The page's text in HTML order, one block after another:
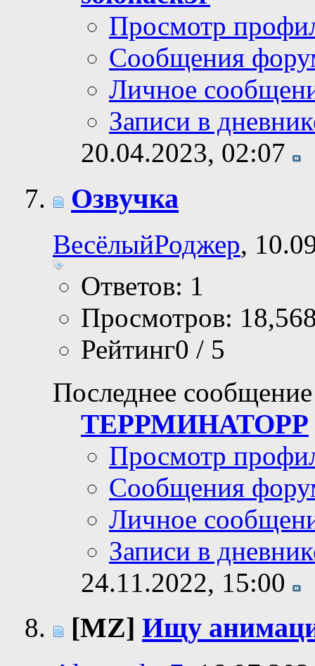
Просмотр
Сообщения
Личное
Записи в
20.04.2023, 02:07
Озвучка
ВесёлыйРоджер,
Ответов: 1
Просмотров:
Рейтинг0 / 5
Последнее
ТЕРРМИНАТОРР
Просмотр
Сообщения
Личное
Записи в
24.11.2022, 15:00
[MZ] Ищу